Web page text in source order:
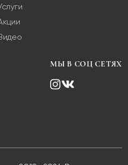
МЫ В СОЦ СЕТЯХ